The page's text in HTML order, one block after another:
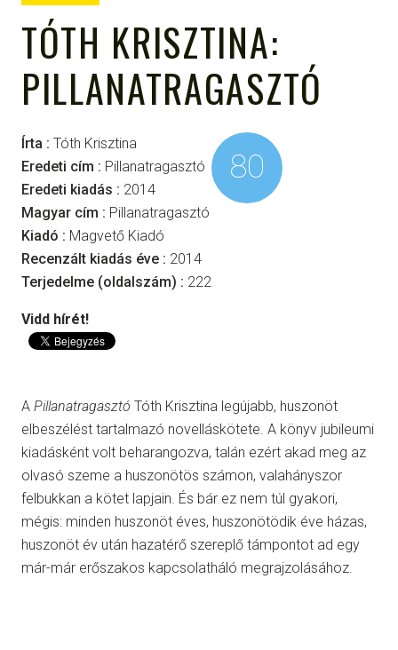
TÓTH KRISZTINA:
PILLANATRAGASZTÓ
Írta : Tóth Krisztina
Eredeti cím : Pillanatragasztó
Eredeti kiadás : 2014
Magyar cím : Pillanatragasztó
Kiadó : Magvető Kiadó
Recenzált kiadás éve : 2014
Terjedelme (oldalszám) : 222
80
Vidd hírét!
A Pillanatragasztó Tóth Krisztina legújabb, huszonöt
elbeszélést tartalmazó novelláskötete. A könyv jubileumi
kiadásként volt beharangozva, talán ezért akad meg az
olvasó szeme a huszonötös számon, valahányszor
felbukkan a kötet lapjain. És bár ez nem túl gyakori,
mégis: minden huszonöt éves, huszonötödik éve házas,
huszonöt év után hazatérő szereplő támpontot ad egy
már-már erőszakos kapcsolatháló megrajzolásához.